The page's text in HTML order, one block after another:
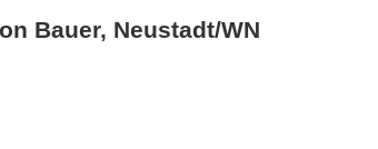
Bauer, Neustadt/WN